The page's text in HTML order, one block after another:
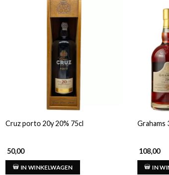
Cruz porto 20y 20% 75cl
50,00
IN WINKELWAGEN
Grahams
108,00
IN